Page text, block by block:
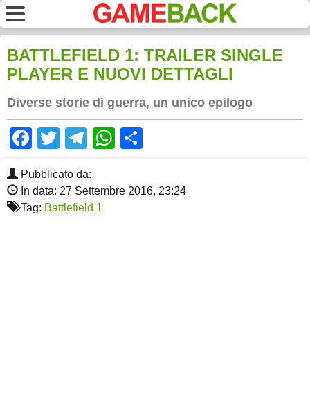
BATTLEFIELD 1: TRAILER SINGLE
PLAYER E NUOVI DETTAGLI
Diverse storie di guerra, un unico epilogo
Facebook
TwitterTelegram
WhatsApp
Pubblicato da:
In data: 27 Settembre 2016, 23:24
Tag: Battlefield 1